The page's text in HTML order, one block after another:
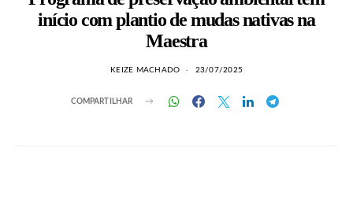
início com plantio de mudas nativas na
Maestra
KEIZE MACHADO 23/07/2025
COMPARTILHAR